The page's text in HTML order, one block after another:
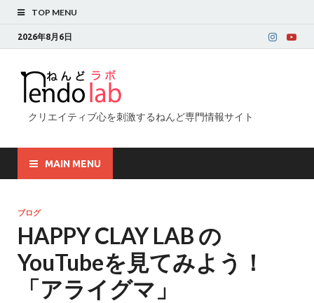
TOP MENU
2026年8月6日
クリエイティブ心を刺激するねんど専門情報サイト
MAIN MENU
ブログ
HAPPY CLAY LAB の
YouTubeを見てみよう！
「アライグマ」